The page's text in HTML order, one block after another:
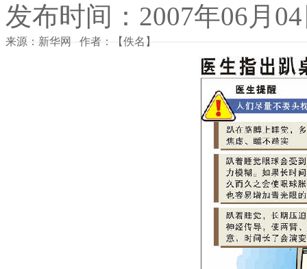
发布时间：2007年06月
来源：新华网 作者：【佚名】